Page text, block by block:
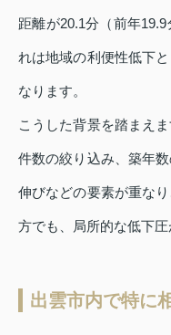
距離が20.1分（前年
れは地域の利便性低下
なります。
こうした背景を踏まえ
件数の絞り込み、築年
伸びなどの要素が重な
方でも、局所的な低下圧
出雲市内で特に